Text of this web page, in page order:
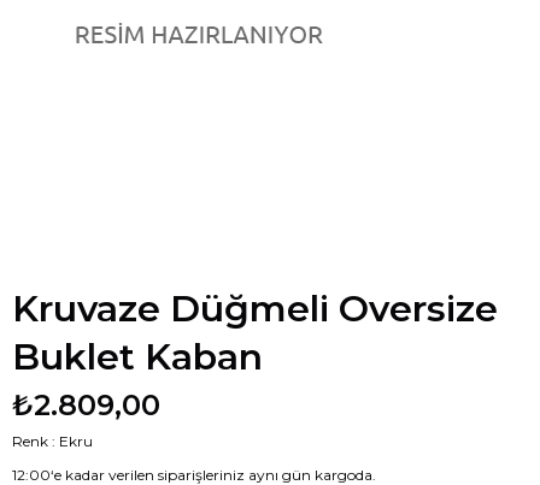
Kruvaze Düğmeli Oversize
Buklet Kaban
₺2.809,00
Renk : Ekru
12:00‘e kadar verilen siparişleriniz aynı gün kargoda.